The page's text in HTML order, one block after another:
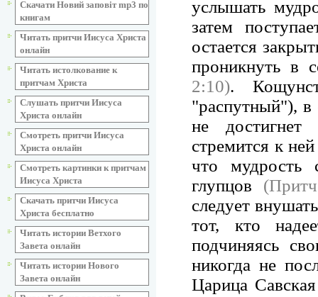
Скачати Новий заповіт mp3 по
книгам
Читать притчи Иисуса Христа
онлайн
Читать истолкование к
притчам Христа
Слушать притчи Иисуса
Христа онлайн
Смотреть притчи Иисуса
Христа онлайн
Смотреть картинки к притчам
Иисуса Христа
Скачать притчи Иисуса
Христа бесплатно
Читать истории Ветхого
Завета онлайн
Читать истории Нового
Завета онлайн
услышать
затем
остается
проникнуть в
2:10).
"распутный"), в
не
стремится к
что мудрость
глупцов
следует
тот, кто
подчиняясь
никогда не
Царица